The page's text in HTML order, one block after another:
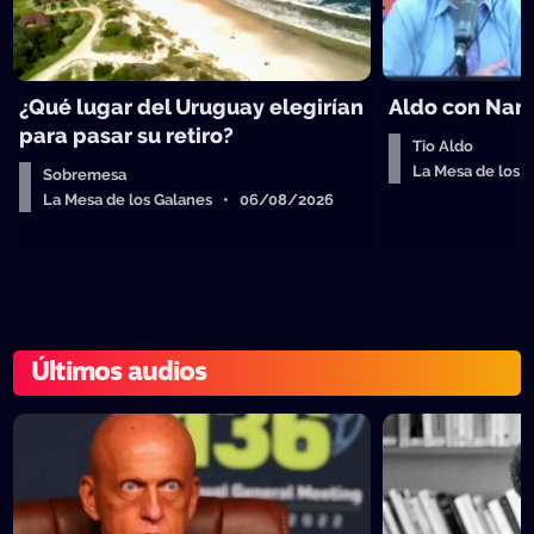
¿Qué lugar del Uruguay elegirían
para pasar su retiro?
Sobremesa
La Mesa de los Galanes • 06/08/2026
Aldo con
Tio Aldo
La Mesa de
Últimos audios